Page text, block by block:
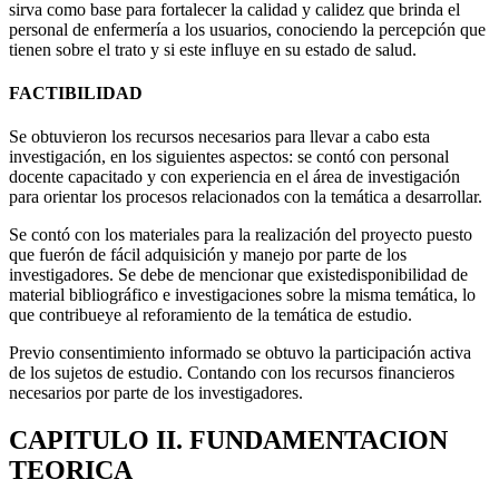
sirva como base para fortalecer la calidad y calidez que brinda el
personal de enfermería a los usuarios, conociendo la percepción que
tienen sobre el trato y si este influye en su estado de salud.
FACTIBILIDAD
Se obtuvieron los recursos necesarios para llevar a cabo esta
investigación, en los siguientes aspectos: se contó con personal
docente capacitado y con experiencia en el área de investigación
para orientar los procesos relacionados con la temática a desarrollar.
Se contó con los materiales para la realización del proyecto puesto
que fuerón de fácil adquisición y manejo por parte de los
investigadores. Se debe de mencionar que existedisponibilidad de
material bibliográfico e investigaciones sobre la misma temática, lo
que contribueye al reforamiento de la temática de estudio.
Previo consentimiento informado se obtuvo la participación activa
de los sujetos de estudio. Contando con los recursos financieros
necesarios por parte de los investigadores.
CAPITULO II. FUNDAMENTACION
TEORICA